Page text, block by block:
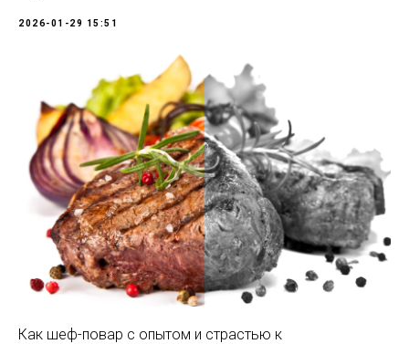
2026-01-29 15:51
Как шеф-повар с опытом и страстью к